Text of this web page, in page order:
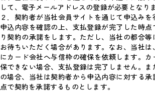
して、電子メールアドレスの登録が必要となりま
２．契約者が当社会員サイトを通じて申込みを
申込内容を確認の上、支払登録が完了した時点
り契約の承諾をします。ただし、当社の都合
お待ちいただく場合があります。なお、当社
にカード会社へ与信枠の確保を依頼します。
保できない場合、支払登録は完了しません。ま
の場合、当社は契約者から申込内容に対する
点で契約を承諾するものとします。